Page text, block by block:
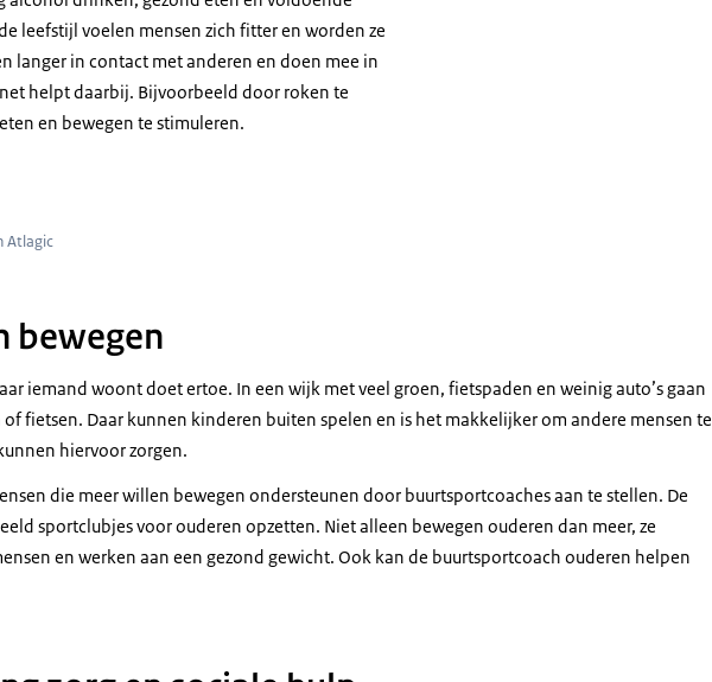
leefstijl voelen mensen zich fitter en worden ze
langer in contact met anderen en doen mee in
helpt daarbij. Bijvoorbeeld door roken te
en bewegen te stimuleren.
op bakplaat
Atlagic
bewegen
iemand woont doet ertoe. In een wijk met veel groen, fietspaden en weinig auto’s gaan
fietsen. Daar kunnen kinderen buiten spelen en is het makkelijker om andere mensen te
hiervoor zorgen.
die meer willen bewegen ondersteunen door buurtsportcoaches aan te stellen. De
sportclubjes voor ouderen opzetten. Niet alleen bewegen ouderen dan meer, ze
en werken aan een gezond gewicht. Ook kan de buurtsportcoach ouderen helpen